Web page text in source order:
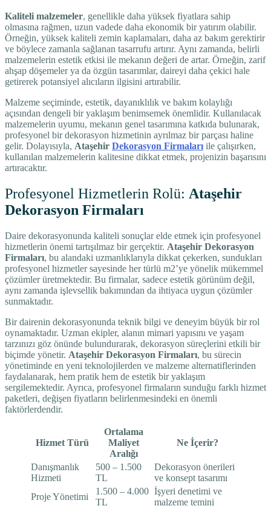
Kaliteli malzemeler, genellikle daha yüksek fiyatlara sahip
olmasına rağmen, uzun vadede daha ekonomik bir yatırım olabilir.
Örneğin, yüksek kaliteli zemin kaplamaları, daha az bakım gerektirir
ve böylece zamanla sağlanan tasarrufu artırır. Aynı zamanda, belirli
malzemelerin estetik etkisi ile mekanın değeri de artar. Örneğin, zarif
ahşap döşemeler ya da özgün tasarımlar, daireyi daha çekici hale
getirerek potansiyel alıcıların ilgisini artırabilir.
Malzeme seçiminde, estetik, dayanıklılık ve bakım kolaylığı
açısından dengeli bir yaklaşım benimsemek önemlidir. Kullanılacak
malzemelerin uyumu, mekanın genel tasarımına katkıda bulunarak,
profesyonel bir dekorasyon hizmetinin ayrılmaz bir parçası haline
gelir. Dolayısıyla, Ataşehir Dekorasyon Firmaları ile çalışırken,
kullanılan malzemelerin kalitesine dikkat etmek, projenizin başarısını
artıracaktır.
Profesyonel Hizmetlerin Rolü: Ataşehir
Dekorasyon Firmaları
Daire dekorasyonunda kaliteli sonuçlar elde etmek için profesyonel
hizmetlerin önemi tartışılmaz bir gerçektir. Ataşehir Dekorasyon
Firmaları, bu alandaki uzmanlıklarıyla dikkat çekerken, sundukları
profesyonel hizmetler sayesinde her türlü m2’ye yönelik mükemmel
çözümler üretmektedir. Bu firmalar, sadece estetik görünüm değil,
aynı zamanda işlevsellik bakımından da ihtiyaca uygun çözümler
sunmaktadır.
Bir dairenin dekorasyonunda teknik bilgi ve deneyim büyük bir rol
oynamaktadır. Uzman ekipler, alanın mimari yapısını ve yaşam
tarzınızı göz önünde bulundurarak, dekorasyon süreçlerini etkili bir
biçimde yönetir. Ataşehir Dekorasyon Firmaları, bu sürecin
yönetiminde en yeni teknolojilerden ve malzeme alternatiflerinden
faydalanarak, hem pratik hem de estetik bir yaklaşım
sergilemektedir. Ayrıca, profesyonel firmaların sunduğu farklı hizmet
paketleri, değişen fiyatların belirlenmesindeki en önemli
faktörlerdendir.
Hizmet Türü
Ortalama
Maliyet
Aralığı
Ne İçerir?
Danışmanlık
Hizmeti
500 – 1.500
TL
Dekorasyon önerileri
ve konsept tasarımı
Proje Yönetimi
1.500 – 4.000
TL
İşyeri denetimi ve
malzeme temini